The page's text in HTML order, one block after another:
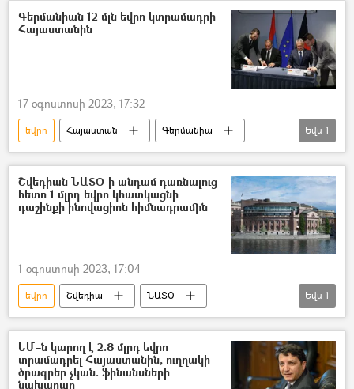
պոդկաստ
Էդգար Աղաբեկյան
խուճապ
Գերմանիան 12 մլն եվրո կտրամադրի
Հայաստանին
17 օգոստոսի 2023, 17:32
եվրո Հայաստան
Գերմանիա
էլեկտրաէներգիա
Եվս 1
Շվեդիան ՆԱՏՕ-ի անդամ դառնալուց
հետո 1 մլրդ եվրո կհատկացնի
դաշինքի ինովացիոն հիմնադրամին
1 օգոստոսի 2023, 17:04
եվրո Շվեդիա
ՆԱՏՕ
Ֆինլանդիա
Եվս 1
ԵՄ–ն կարող է 2.8 մլրդ եվրո
տրամադրել Հայաստանին, ուղղակի
ծրագրեր չկան. ֆինանսների
նախարար